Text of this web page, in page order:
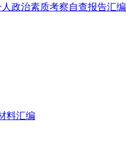
人政治素质考察自查报告汇编
料汇编